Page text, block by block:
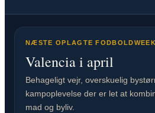
NÆSTE OPLAGTE
Valencia i april
Behageligt vejr, overskuelig
kampoplevelse der er let at
mad og byliv.